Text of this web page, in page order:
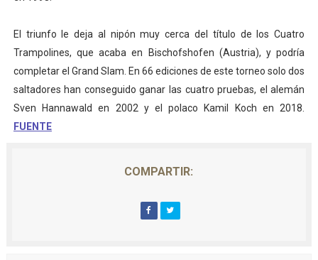
El triunfo le deja al nipón muy cerca del título de los Cuatro
Trampolines, que acaba en Bischofshofen (Austria), y podría
completar el Grand Slam. En 66 ediciones de este torneo solo dos
saltadores han conseguido ganar las cuatro pruebas, el alemán
Sven Hannawald en 2002 y el polaco Kamil Koch en 2018.
FUENTE
COMPARTIR: